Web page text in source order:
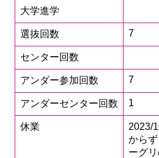
大学進学
選抜回数 7
センター回数
アンダー参加回数 7
アンダーセンター回数 1
休業
2023/
から
ーグ